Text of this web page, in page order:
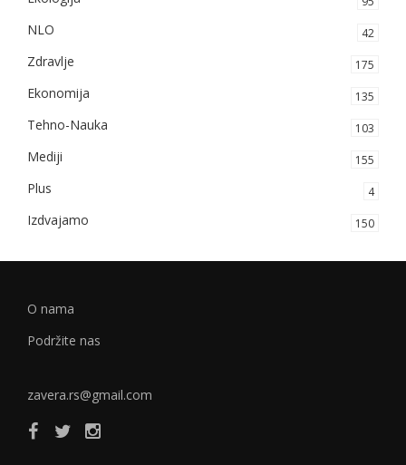
NLO 42
Zdravlje 175
Ekonomija 135
Tehno-Nauka 103
Mediji 155
Plus 4
Izdvajamo 150
O nama
Podržite nas
zavera.rs@gmail.com